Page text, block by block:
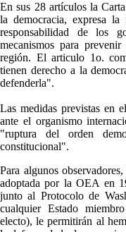
En sus 28 artículos la
la democracia, expresa
responsabilidad de los
mecanismos para
región. El articulo 1o.
tienen derecho a la
defenderla".
Las medidas previstas en
ante el organismo
"ruptura del orden
constitucional".
Para algunos
adoptada por la OEA en
junto al Protocolo de
cualquier Estado
electo), le permitirán al